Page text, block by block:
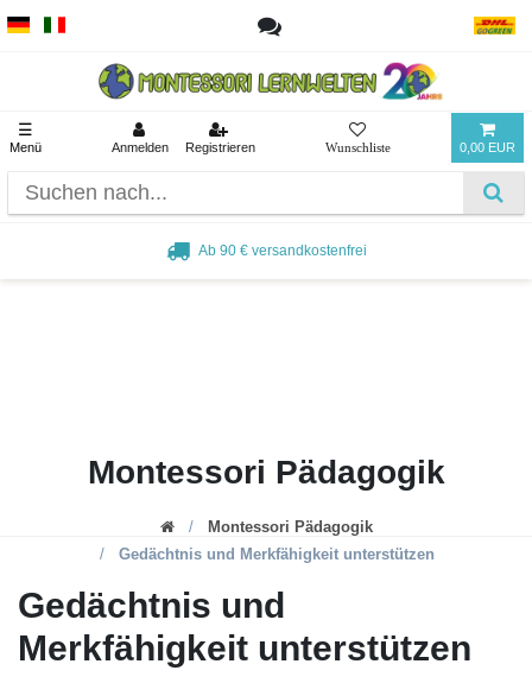
☰
Menü Anmelden Registrieren 0,00 EUR
Ab 90 € versandkostenfrei
Montessori Pädagogik
Montessori Pädagogik
Gedächtnis und Merkfähigkeit unterstützen
Gedächtnis und
Merkfähigkeit unterstützen